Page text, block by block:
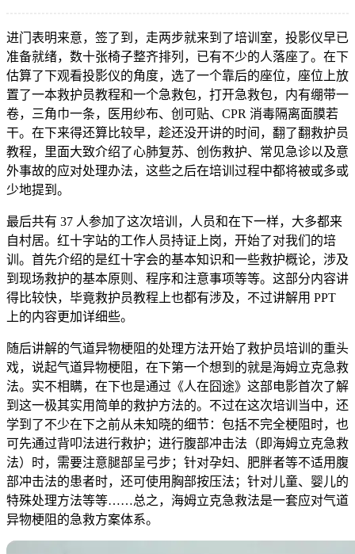
进门表明来意，签了到，走两步就来到了培训室，投影仪早已
准备就绪，数十张椅子整齐排列，已有不少的人落座了。在下
估算了下观看投影仪的角度，选了一个靠后的座位，座位上放
置了一本救护员教程和一个急救包，打开急救包，内有绷带一
卷，三角巾一条，医用纱布、创可贴、CPR 消毒隔离面膜若
干。在下来得还算比较早，趁还没开讲的时间，翻了翻救护员
教程，里面大致介绍了心肺复苏、创伤救护、常见急诊以及意
外事故的应对处理办法，这些之后在培训过程中都将被或多或
少地提到。
最后共有 37 人参加了这次培训，人员和在下一样，大多都来
自村居。红十字站的工作人员持证上岗，开始了对我们的培
训。首先介绍的是红十字会的基本知识和一些救护概论，涉及
到现场救护的基本原则、程序和注意事项等等。这部分内容讲
得比较快，毕竟救护员教程上也都有涉及，不过讲解用 PPT
上的内容更加详细些。
随后讲解的气道异物梗阻的处理方法开始了救护员培训的重头
戏，说起气道异物梗阻，在下第一个想到的就是海姆立克急救
法。实不相瞒，在下也是通过《人在囧途》这部电影首次了解
到这一极其实用简单的救护方法的。不过在这次培训当中，还
学到了不少在下之前从未知晓的细节：包括不完全梗阻时，也
可先通过背叩法进行救护；进行腹部冲击法（即海姆立克急救
法）时，需要注意腿部呈弓步；针对孕妇、肥胖者等不适用腹
部冲击法的患者时，还可使用胸部按压法；针对儿童、婴儿的
特殊处理方法等等……总之，海姆立克急救法是一套应对气道
异物梗阻的急救方案体系。